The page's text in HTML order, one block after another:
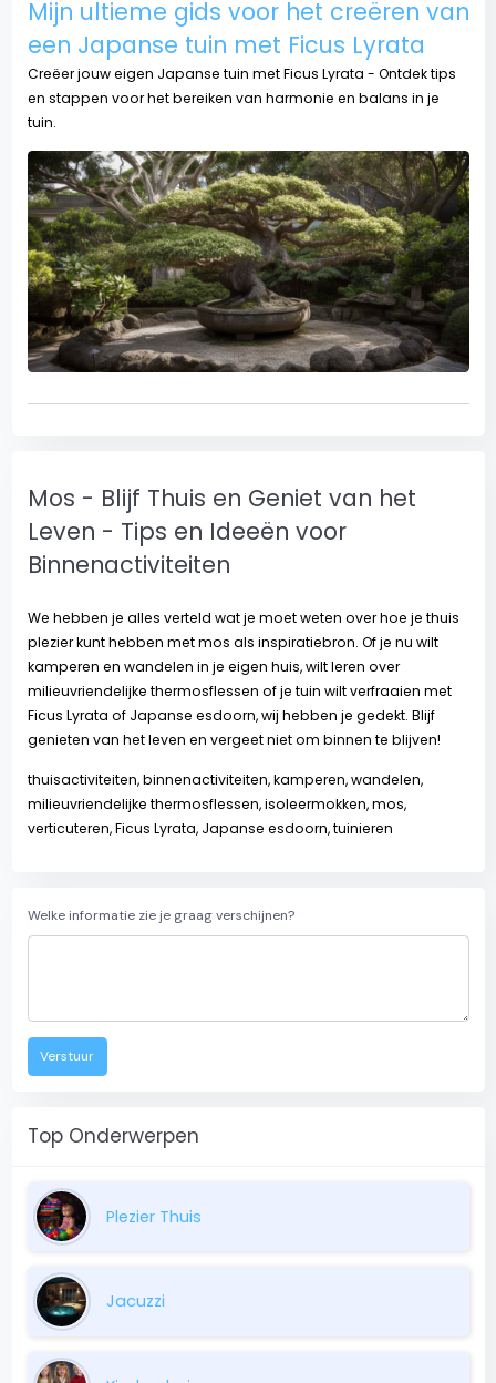
Mijn ultieme gids voor het creëren van
een Japanse tuin met Ficus Lyrata
Creëer jouw eigen Japanse tuin met Ficus Lyrata - Ontdek tips
en stappen voor het bereiken van harmonie en balans in je
tuin.
Mos - Blijf Thuis en Geniet van het
Leven - Tips en Ideeën voor
Binnenactiviteiten
We hebben je alles verteld wat je moet weten over hoe je thuis
plezier kunt hebben met mos als inspiratiebron. Of je nu wilt
kamperen en wandelen in je eigen huis, wilt leren over
milieuvriendelijke thermosflessen of je tuin wilt verfraaien met
Ficus Lyrata of Japanse esdoorn, wij hebben je gedekt. Blijf
genieten van het leven en vergeet niet om binnen te blijven!
thuisactiviteiten, binnenactiviteiten, kamperen, wandelen,
milieuvriendelijke thermosflessen, isoleermokken, mos,
verticuteren, Ficus Lyrata, Japanse esdoorn, tuinieren
Welke informatie zie je graag verschijnen?
Verstuur
Top Onderwerpen
Plezier Thuis
Jacuzzi